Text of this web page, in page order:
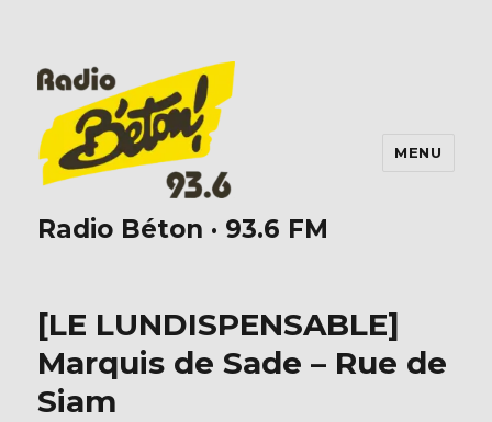
Radio Béton · 93.6 FM
MENU
[LE LUNDISPENSABLE]
Marquis de Sade – Rue de
Siam